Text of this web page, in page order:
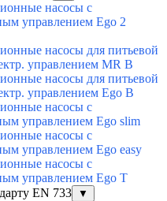
насосы с
управлением Ego 2
насосы для питьевой
управлением MR B
насосы для питьевой
управлением Ego B
насосы с
управлением Ego slim
насосы с
управлением Ego easy
насосы с
управлением Ego T
EN 733
▼